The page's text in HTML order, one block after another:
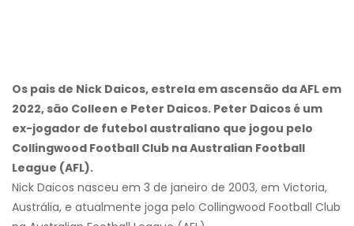
Os pais de Nick Daicos, estrela em ascensão da AFL em
2022, são Colleen e Peter Daicos. Peter Daicos é um
ex-jogador de futebol australiano que jogou pelo
Collingwood Football Club na Australian Football
League (AFL).
Nick Daicos nasceu em 3 de janeiro de 2003, em Victoria,
Austrália, e atualmente joga pelo Collingwood Football Club